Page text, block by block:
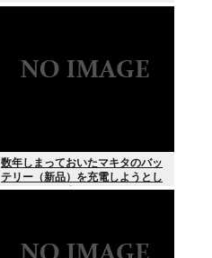
数年しまっておいたマキタのバッ
テリー（新品）を充電しようとし
たらエラーで充電できないんだ